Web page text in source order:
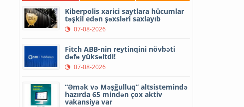
Kiberpolis xarici saytlara hücumlar
təşkil edən şəxsləri saxlayıb
07-08-2026
Fitch ABB-nin reytinqini növbəti
dəfə yüksəltdi!
07-08-2026
“Əmək və Məşğulluq” altsistemində
hazırda 65 mindən çox aktiv
vakansiya var